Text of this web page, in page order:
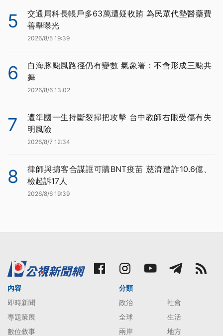
5
交通局科長帳戶多63萬遭疑收賄 為民眾代墊醫藥費
善舉曝光
2026/8/5 19:39
6
白海豚颱風路徑仍有變數 氣象署：不會形成三颱共
舞
2026/8/6 13:02
7
遭準國一生持斷裂掃把攻擊 台中教師右眼受傷有失
明風險
2026/8/7 12:34
8
律師與掮客合謀誆可購BNT疫苗 慈濟遭詐10.6億、
檢起訴17人
2026/8/6 19:39
內容
即時新聞
專題策展
數位敘事
分類
政治
社會
全球
生活
兩岸
地方